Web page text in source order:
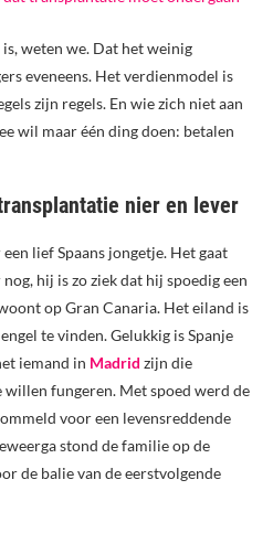
weten we. Dat het weinig
eveneens. Het verdienmodel is
zijn regels. En wie zich niet aan
wil maar één ding doen: betalen
nier en lever
lief Spaans jongetje. Het gaat
hij is zo ziek dat hij spoedig een
op Gran Canaria. Het eiland is
te vinden. Gelukkig is Spanje
iemand in Madrid zijn die
willen fungeren. Met spoed werd de
voor een levensreddende
stond de familie op de
de balie van de eerstvolgende